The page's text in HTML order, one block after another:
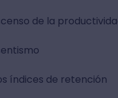
de la
índices de retención